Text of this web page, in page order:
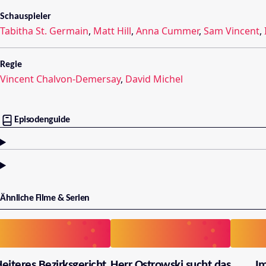
Schauspieler
Tabitha St. Germain, Matt Hill, Anna Cummer, Sam Vincent,
Regie
Vincent Chalvon-Demersay, David Michel
Episodenguide
Ähnliche Filme & Serien